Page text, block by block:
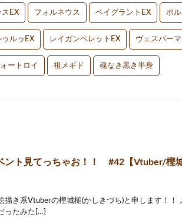
スEX フォルネウス ベイグラントEX ポ
ゥルゥEX レイガンベレットEX ヴェスパー
ートロイ 祖メギド 魂なき黒き半身
ント見てっちゃお！！ #42【Vtuber/樫城
描き系Vtuberの樫城槌(かしきづち)と申します！！
ったみた[…]